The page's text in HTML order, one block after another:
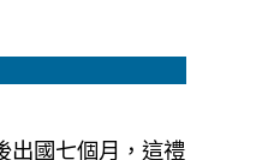
出國七個月，這禮